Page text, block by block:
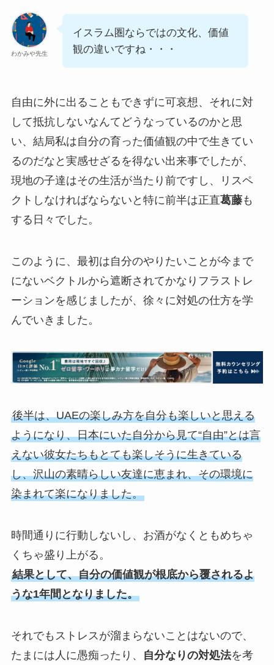
わかみや先生
イスラム圏ならではの文化、価値
観の違いですね・・・
自由に外に出ることもできずに可哀想、それに対
して抵抗しないなんてどうなっているのかと思
い、結局私は自分の育った価値観の中で生きてい
るのだなと実感せざるを得ない出来事でしたが、
現地の子達はその生活が当たり前ですし、リスペ
クトしなければならないと特に前半は正直葛藤も
する日々でした。
このように、最初は自分のやりたいことが今まで
にないベクトルから遮断されてかなりフラストレ
ーションを感じましたが、徐々に対処の仕方を学
んでいきました。
後半は、UAEの楽しみ方を自分も楽しいと思える
ようになり、日本にいた自分から見て“自由”とは言
えない彼女たちもとても楽しそうに生きている
し、沢山の素晴らしい友達に恵まれ、その環境に
染まれて楽になりました。
時間通りに行動しないし、お酒がなくともめちゃ
くちゃ盛り上がる。
結果として、自分の価値観が根底から覆されるよ
うな1年間となりました。
それでもストレスが溜まらないことはないので、
たまには人に愚痴ったり、
自分なりの対処法を考